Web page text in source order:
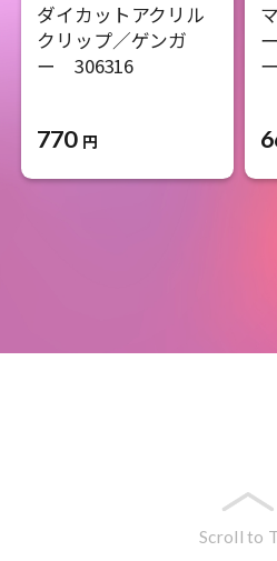
ダイカットアクリル
クリップ／ゲンガ
ー 306316
770 円
ー
Scroll to